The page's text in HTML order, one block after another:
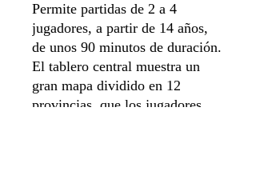
Permite partidas de 2 a 4
jugadores, a partir de 14 años,
de unos 90 minutos de duración.
El tablero central muestra un
gran mapa dividido en 12
provincias, que los jugadores